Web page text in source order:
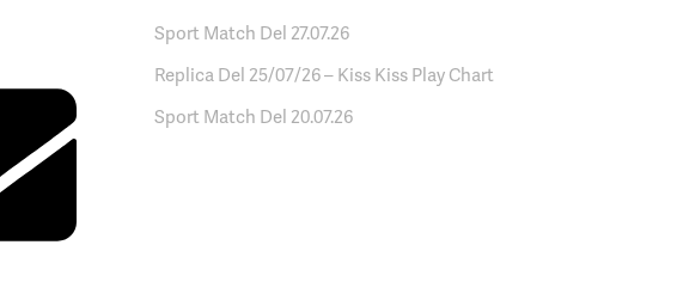
Sport Match Del 27.07.26
Replica Del 25/07/26 – Kiss Kiss Play Chart
Sport Match Del 20.07.26